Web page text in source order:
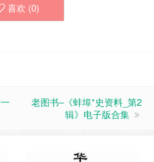
喜欢 (0)
老图书–《蚌埠*史资料_第2
辑》电子版合集